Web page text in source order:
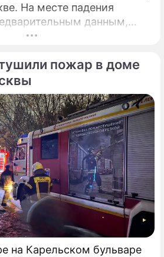
На месте падения
данным,
нет. На месте
пожар в доме
на Карельском бульваре